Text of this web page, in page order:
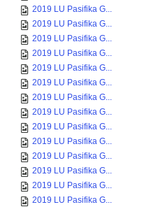
2019 LU Pasifika G...
2019 LU Pasifika G...
2019 LU Pasifika G...
2019 LU Pasifika G...
2019 LU Pasifika G...
2019 LU Pasifika G...
2019 LU Pasifika G...
2019 LU Pasifika G...
2019 LU Pasifika G...
2019 LU Pasifika G...
2019 LU Pasifika G...
2019 LU Pasifika G...
2019 LU Pasifika G...
2019 LU Pasifika G...